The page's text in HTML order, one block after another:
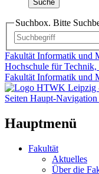
Suche
Suchbox. Bitte
Fakultät Informatik und
Hochschule für
Fakultät Informatik und
Seiten Haupt-Navigation
Hauptmenü
Fakultät
Aktuelles
Über die